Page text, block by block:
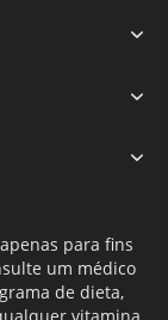
para fins
um médico
de dieta,